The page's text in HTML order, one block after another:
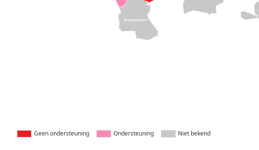
Woensdrecht
Legenda kaart
Kleur Omschrijving
Geen ondersteuning Ondersteuning Niet bekend